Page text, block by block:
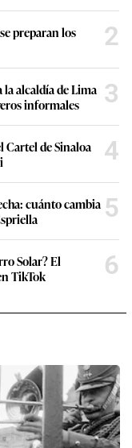
preparan los
2
la alcaldía de Lima
informales
3
Cartel de Sinaloa
4
cuánto cambia 5
Solar? El
TikTok
6